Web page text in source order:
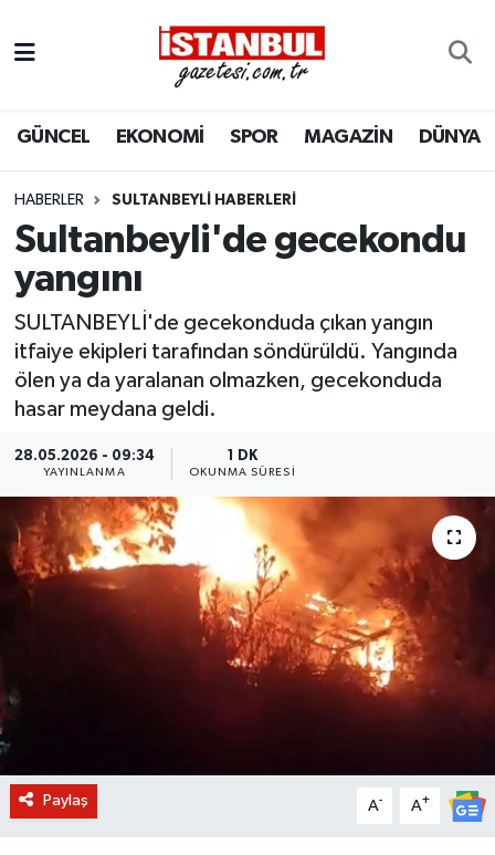
GÜNCEL EKONOMİ SPOR MAGAZİN DÜNYA
HABERLER SULTANBEYLI HABERLERI
Sultanbeyli'de gecekondu
yangını
SULTANBEYLİ'de gecekonduda çıkan yangın
itfaiye ekipleri tarafından söndürüldü. Yangında
ölen ya da yaralanan olmazken, gecekonduda
hasar meydana geldi.
28.05.2026 - 09:34
YAYINLANMA
1 DK
OKUNMA SÜRESI
Paylaş A- A+
EKONOMİ
İSTANBUL
DÜNYA
MAGAZİN
KÜLTÜR SANAT
SAĞLIK
BİLİM VE TEKNOLOJİ
OTOMOBİL
Nöbetçi Eczaneler
Hava Durumu
Trafik Durumu
Süper Lig Puan Durumu ve Fikstür
Tüm Manşetler
Son Dakika Haberleri
Haber Arşivi